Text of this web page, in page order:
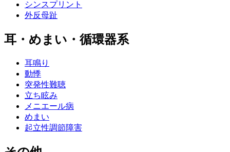
シンスプリント
外反母趾
耳・めまい・循環器系
耳鳴り
動悸
突発性難聴
立ち眩み
メニエール病
めまい
起立性調節障害